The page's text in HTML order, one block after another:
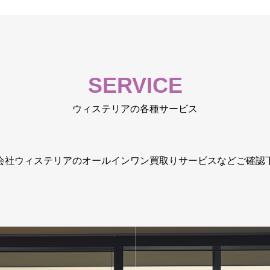
SERVICE
ウィステリアの各種サービス
社ウィステリアのオールインワン買取りサービスなどご確認